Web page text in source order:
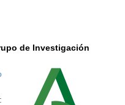
de Investigación